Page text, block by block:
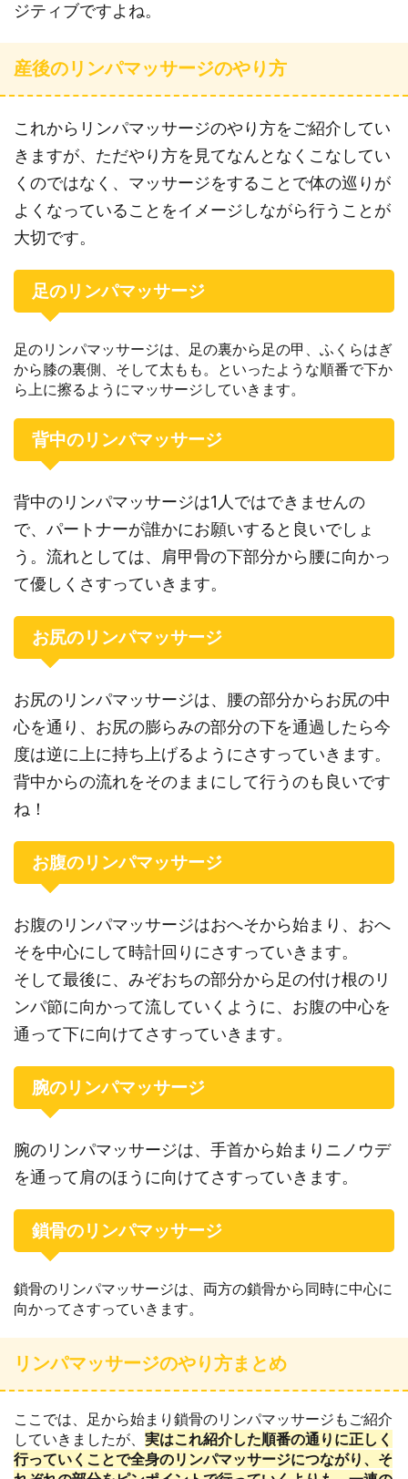
ジティブですよね。
産後のリンパマッサージのやり方
これからリンパマッサージのやり方をご紹介してい
きますが、ただやり方を見てなんとなくこなしてい
くのではなく、マッサージをすることで体の巡りが
よくなっていることをイメージしながら行うことが
大切です。
足のリンパマッサージ
足のリンパマッサージは、足の裏から足の甲、ふくらはぎ
から膝の裏側、そして太もも。といったような順番で下か
ら上に擦るようにマッサージしていきます。
背中のリンパマッサージ
背中のリンパマッサージは1人ではできませんの
で、パートナーが誰かにお願いすると良いでしょ
う。流れとしては、肩甲骨の下部分から腰に向かっ
て優しくさすっていきます。
お尻のリンパマッサージ
お尻のリンパマッサージは、腰の部分からお尻の中
心を通り、お尻の膨らみの部分の下を通過したら今
度は逆に上に持ち上げるようにさすっていきます。
背中からの流れをそのままにして行うのも良いです
ね！
お腹のリンパマッサージ
お腹のリンパマッサージはおへそから始まり、おへ
そを中心にして時計回りにさすっていきます。
そして最後に、みぞおちの部分から足の付け根のリ
ンパ節に向かって流していくように、お腹の中心を
通って下に向けてさすっていきます。
腕のリンパマッサージ
腕のリンパマッサージは、手首から始まりニノウデ
を通って肩のほうに向けてさすっていきます。
鎖骨のリンパマッサージ
鎖骨のリンパマッサージは、両方の鎖骨から同時に中心に
向かってさすっていきます。
リンパマッサージのやり方まとめ
ここでは、足から始まり鎖骨のリンパマッサージもご紹介
していきましたが、 実はこれ紹介した順番の通りに正しく
行っていくことで全身のリンパマッサージにつながり、そ